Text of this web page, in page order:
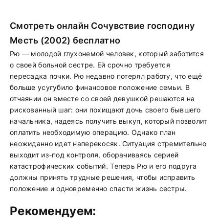
Смотреть онлайн Сочувствие господину
Месть (2002) бесплатно
Рю — молодой глухонемой человек, который заботится
о своей больной сестре. Ей срочно требуется
пересадка почки. Рю недавно потерял работу, что ещё
больше усугубило финансовое положение семьи. В
отчаянии он вместе со своей девушкой решаются на
рискованный шаг: они похищают дочь своего бывшего
начальника, надеясь получить выкуп, который позволит
оплатить необходимую операцию. Однако план
неожиданно идет наперекосяк. Ситуация стремительно
выходит из-под контроля, оборачиваясь серией
катастрофических событий. Теперь Рю и его подруга
должны принять трудные решения, чтобы исправить
положение и одновременно спасти жизнь сестры.
Рекомендуем: